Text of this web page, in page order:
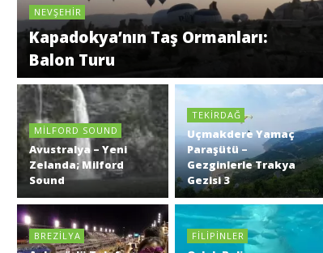
NEVŞEHIR
Kapadokya’nın Taş Ormanları:
Balon Turu
MILFORD SOUND
Avustralya – Yeni
Zelanda; Milford
Sound
TEKIRDAĞ
Uçmakdere Yamaç
Paraşütü –
Gezginlerle Trakya
Gezisi 3
BREZILYA FILIPINLER